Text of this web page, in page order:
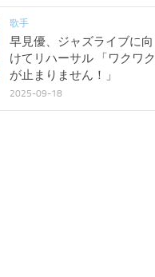
歌手
早見優、ジャズライブに向
けてリハーサル 「ワクワク
が止まりません！」
2025-09-18